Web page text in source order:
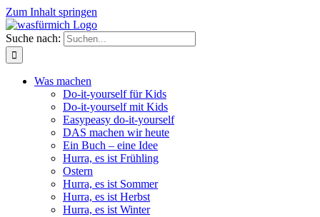
Zum Inhalt springen
Suche nach:
Was machen
Do-it-yourself für Kids
Do-it-yourself mit Kids
Easypeasy do-it-yourself
DAS machen wir heute
Ein Buch – eine Idee
Hurra, es ist Frühling
Ostern
Hurra, es ist Sommer
Hurra, es ist Herbst
Hurra, es ist Winter